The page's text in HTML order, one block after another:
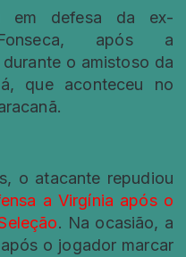
em defesa da ex-
após a
o amistoso da
que aconteceu no
o atacante repudiou
a Virgínia após o
. Na ocasião, a
o jogador marcar